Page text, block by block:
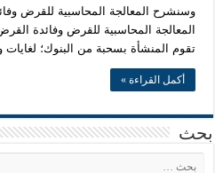
وسنشرح المعالجة المحاسبية للقرض
المعالجة المحاسبية للقرض وفائدة
تقوم المنشأة بسحبة من البنوك؛ لغايات
أكمل القراءة »
بحث